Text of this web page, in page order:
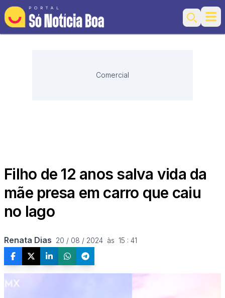
Search
Comercial
Filho de 12 anos salva vida da
mãe presa em carro que caiu
no lago
Renata Dias 20 / 08 / 2024  às  15 : 41